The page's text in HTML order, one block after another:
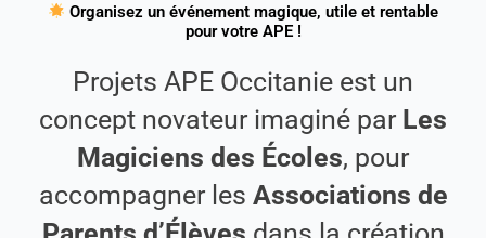
Organisez un événement magique, utile et rentable
pour votre APE !
Projets APE Occitanie est un
concept novateur imaginé par Les
Magiciens des Écoles, pour
accompagner les Associations de